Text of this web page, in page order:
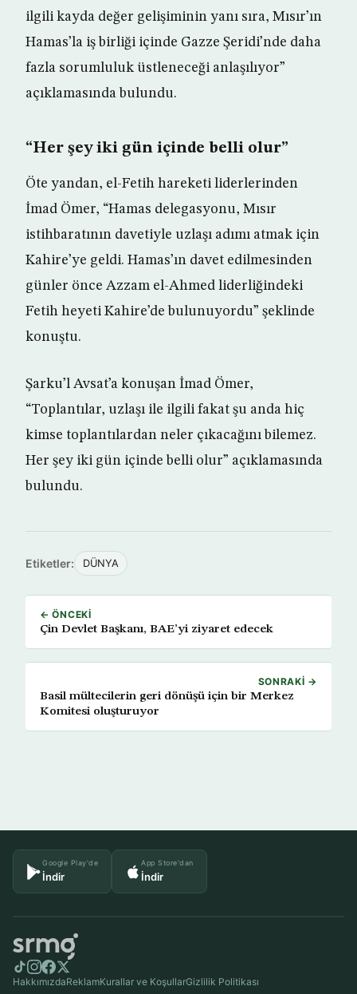
ilgili kayda değer gelişiminin yanı sıra, Mısır’ın
Hamas’la iş birliği içinde Gazze Şeridi’nde daha
fazla sorumluluk üstleneceği anlaşılıyor”
açıklamasında bulundu.
“Her şey iki gün içinde belli olur”
Öte yandan, el-Fetih hareketi liderlerinden
İmad Ömer, “Hamas delegasyonu, Mısır
istihbaratının davetiyle uzlaşı adımı atmak için
Kahire’ye geldi. Hamas’ın davet edilmesinden
günler önce Azzam el-Ahmed liderliğindeki
Fetih heyeti Kahire’de bulunuyordu” şeklinde
konuştu.
Şarku’l Avsat’a konuşan İmad Ömer,
“Toplantılar, uzlaşı ile ilgili fakat şu anda hiç
kimse toplantılardan neler çıkacağını bilemez.
Her şey iki gün içinde belli olur” açıklamasında
bulundu.
Etiketler: DÜNYA
← ÖNCEKI
Çin Devlet Başkanı, BAE’yi ziyaret edecek
SONRAKI →
Basil mültecilerin geri dönüşü için bir Merkez
Komitesi oluşturuyor
Google Play'de
İndir
App Store'dan
İndir
HakkımızdaReklamKurallar ve KoşullarGizlilik Politikası